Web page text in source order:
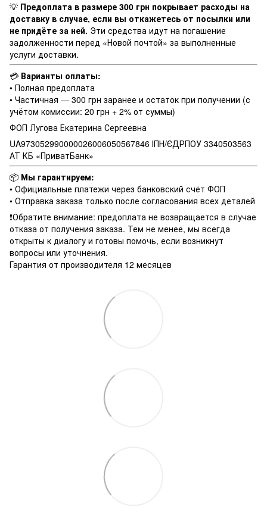
💡 Предоплата в размере 300 грн покрывает расходы на
доставку в случае, если вы откажетесь от посылки или
не придёте за ней. Эти средства идут на погашение
задолженности перед «Новой почтой» за выполненные
услуги доставки.
💳 Варианты оплаты:
• Полная предоплата
• Частичная — 300 грн заранее и остаток при получении (с
учётом комиссии: 20 грн + 2% от суммы)
ФОП Лугова Екатерина Сергеевна
UA973052990000026006050567846 ІПН/ЄДРПОУ 3340503563
АТ КБ «ПриватБанк»
📦 Мы гарантируем:
• Официальные платежи через банковский счёт ФОП
• Отправка заказа только после согласования всех деталей
❗️Обратите внимание: предоплата не возвращается в случае
отказа от получения заказа. Тем не менее, мы всегда
открыты к диалогу и готовы помочь, если возникнут
вопросы или уточнения.
Гарантия от производителя 12 месяцев